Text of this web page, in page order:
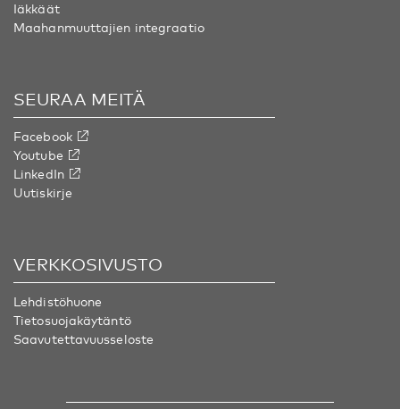
Iäkkäät
Maahanmuuttajien integraatio
SEURAA MEITÄ
Facebook
Youtube
LinkedIn
Uutiskirje
VERKKOSIVUSTO
Lehdistöhuone
Tietosuojakäytäntö
Saavutettavuusseloste